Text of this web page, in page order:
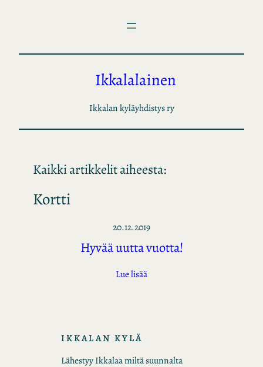
Ikkalalainen
Ikkalan kyläyhdistys ry
Kaikki artikkelit aiheesta:
Kortti
20.12.2019
Hyvää uutta vuotta!
Lue lisää
IKKALAN KYLÄ
Lähestyy Ikkalaa miltä suunnalta